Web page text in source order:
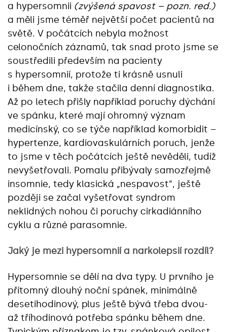
a hypersomnii (zvýšená spavost – pozn. red.)
a měli jsme téměř největší počet pacientů na
světě. V počátcích nebyla možnost
celonočních záznamů, tak snad proto jsme se
soustředili především na pacienty
s hypersomnií, protože ti krásně usnuli
i během dne, takže stačila denní diagnostika.
Až po letech přišly například poruchy dýchání
ve spánku, které mají ohromný význam
medicínský, co se týče například komorbidit –
hypertenze, kardiovaskulárních poruch, jenže
to jsme v těch počátcích ještě nevěděli, tudíž
nevyšetřovali. Pomalu přibývaly samozřejmě
insomnie, tedy klasická „nespavost“, ještě
později se začal vyšetřovat syndrom
neklidných nohou či poruchy cirkadiánního
cyklu a různé parasomnie.
Jaký je mezi hypersomnií a narkolepsií rozdíl?
Hypersomnie se dělí na dva typy. U prvního je
přítomný dlouhý noční spánek, minimálně
desetihodinový, plus ještě bývá třeba dvou-
až tříhodinová potřeba spánku během dne.